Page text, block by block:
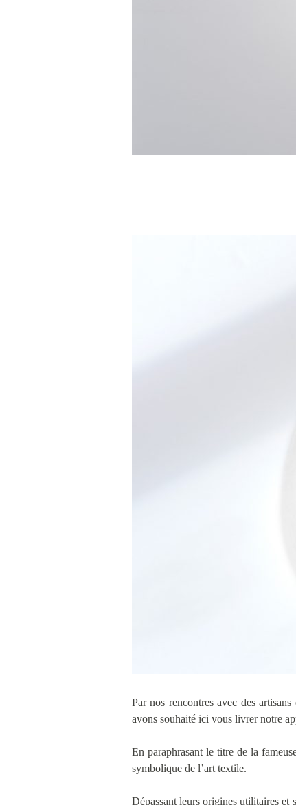
Par nos rencontres avec des
avons souhaité ici vous livrer notre
En paraphrasant le titre de la
symbolique de l’art textile.
Dépassant leurs origines utilitaires et